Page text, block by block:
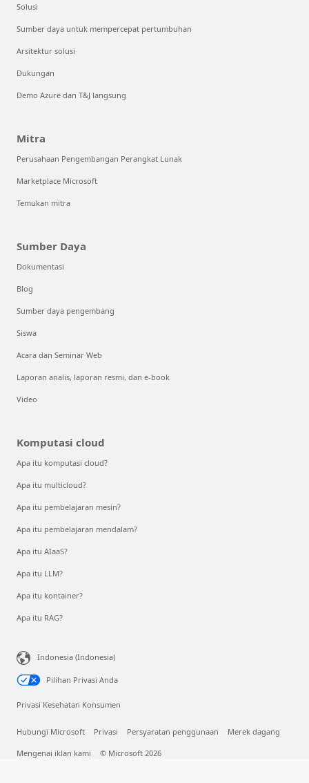
Solusi
Sumber daya untuk mempercepat pertumbuhan
Arsitektur solusi
Dukungan
Demo Azure dan T&J langsung
Mitra
Perusahaan Pengembangan Perangkat Lunak
Marketplace Microsoft
Temukan mitra
Sumber Daya
Dokumentasi
Blog
Sumber daya pengembang
Siswa
Acara dan Seminar Web
Laporan analis, laporan resmi, dan e-book
Video
Komputasi cloud
Apa itu komputasi cloud?
Apa itu multicloud?
Apa itu pembelajaran mesin?
Apa itu pembelajaran mendalam?
Apa itu AIaaS?
Apa itu LLM?
Apa itu kontainer?
Apa itu RAG?
Indonesia (Indonesia)
Pilihan Privasi Anda
Privasi Kesehatan Konsumen
Hubungi Microsoft Privasi Persyaratan penggunaan Merek dagang
Mengenai iklan kami © Microsoft 2026